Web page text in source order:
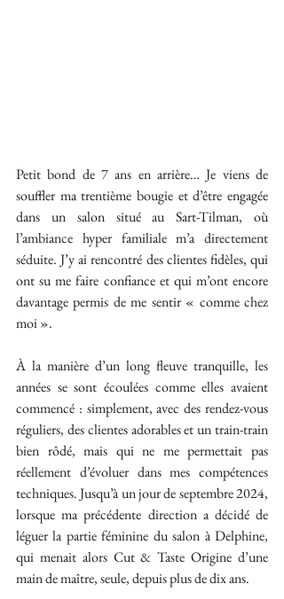
Petit bond de 7 ans en arrière… Je viens de
souffler ma trentième bougie et d’être engagée
dans un salon situé au Sart-Tilman, où
l’ambiance hyper familiale m’a directement
séduite. J’y ai rencontré des clientes fidèles, qui
ont su me faire confiance et qui m’ont encore
davantage permis de me sentir « comme chez
moi ».
À la manière d’un long fleuve tranquille, les
années se sont écoulées comme elles avaient
commencé : simplement, avec des rendez-vous
réguliers, des clientes adorables et un train-train
bien rôdé, mais qui ne me permettait pas
réellement d’évoluer dans mes compétences
techniques. Jusqu’à un jour de septembre 2024,
lorsque ma précédente direction a décidé de
léguer la partie féminine du salon à Delphine,
qui menait alors Cut & Taste Origine d’une
main de maître, seule, depuis plus de dix ans.